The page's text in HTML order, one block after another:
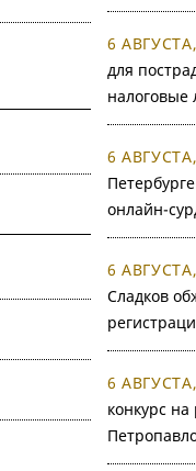
6
для
налоговые
6
онлайн-
6
Сладков
6
конкурс